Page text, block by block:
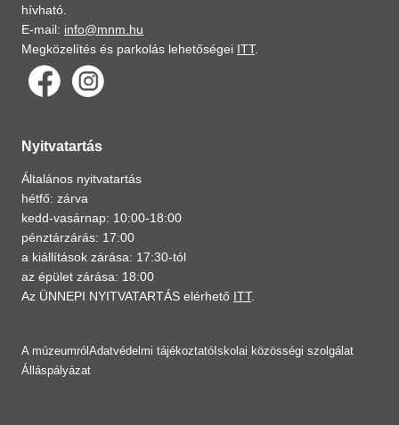
hívható.
E-mail: info@mnm.hu
Megközelítés és parkolás lehetőségei ITT.
Nyitvatartás
Általános nyitvatartás
hétfő: zárva
kedd-vasárnap: 10:00-18:00
pénztárzárás: 17:00
a kiállítások zárása: 17:30-tól
az épület zárása: 18:00
Az ÜNNEPI NYITVATARTÁS elérhető ITT.
A múzeumrólAdatvédelmi tájékoztatóIskolai közösségi szolgálat
Álláspályázat